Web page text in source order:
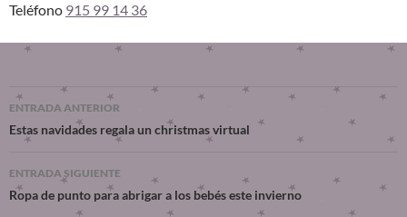
Teléfono 915 99 14 36
ENTRADA ANTERIOR
Estas navidades regala un christmas virtual
ENTRADA SIGUIENTE
Ropa de punto para abrigar a los bebés este invierno